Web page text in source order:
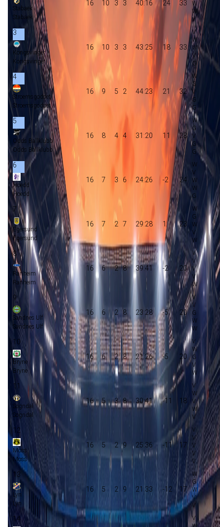
Stabaek
Stabaek
16 10 3 3 40:16 24 33
3
Kongsvinger
Kongsvinger
16 10 3 3 43:25 18 33
4
Stroemsgodset
Stroemsgodset
16 9 5 2 44:23 21 32
5
Odds Ballklubb
Odds Ballklubb
16 8 4 4 31:20 11 28
6
Hoedd
Hoedd
16 7 3 6 24:26 -2 24
7
Egersund
Egersund
16 7 2 7 29:28 1 23
8
Ranheim
Ranheim
16 6 2 8 39:41 -2 20
9
Sandnes Ulf
Sandnes Ulf
16 6 2 8 23:28 -5 20
10
Bryne
Bryne
16 6 2 8 21:26 -5 20
11
Sogndal
Sogndal
16 5 3 8 30:41 -11 18
12
Moss
Moss
16 5 2 9 25:36 -11 17
13
Lyn
Lyn
16 5 2 9 21:33 -12 17
14